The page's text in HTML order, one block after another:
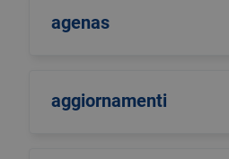
agenas
aggiornamenti